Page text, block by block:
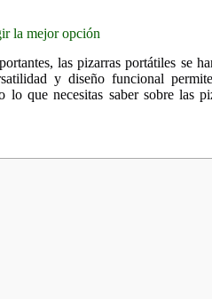
la mejor opción
las pizarras portátiles se
y diseño funcional
que necesitas saber sobre las